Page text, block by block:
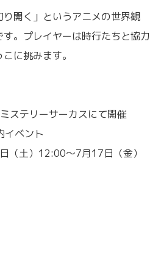
開く」というアニメの世界観
。プレイヤーは時行たちと協力
に挑みます。
ステリーサーカスにて開催
イベント
（土）12:00〜7月17日（金）